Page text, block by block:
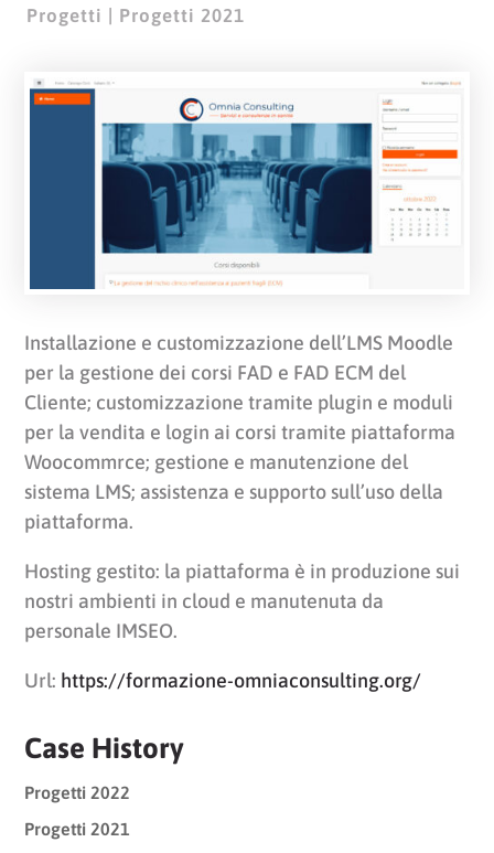
Progetti Progetti 2021
Installazione e customizzazione dell’LMS Moodle
per la gestione dei corsi FAD e FAD ECM del
Cliente; customizzazione tramite plugin e moduli
per la vendita e login ai corsi tramite piattaforma
Woocommrce; gestione e manutenzione del
sistema LMS; assistenza e supporto sull’uso della
piattaforma.
Hosting gestito: la piattaforma è in produzione sui
nostri ambienti in cloud e manutenuta da
personale IMSEO.
Url: https://formazione-omniaconsulting.org/
Case History
Progetti 2022
Progetti 2021